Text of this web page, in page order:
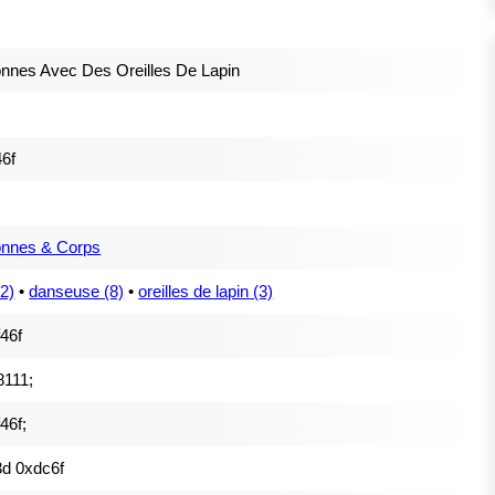
Avec Des Oreilles De Lapin
& Corps
•danseuse (8) •oreilles de lapin (3)
0xdc6f